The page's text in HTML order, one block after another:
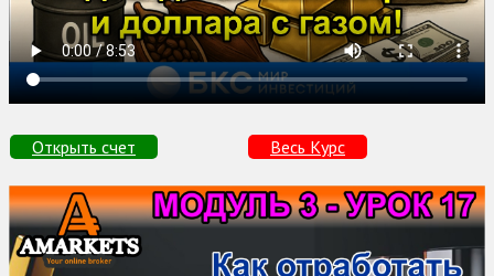
Открыть счет Весь Курс